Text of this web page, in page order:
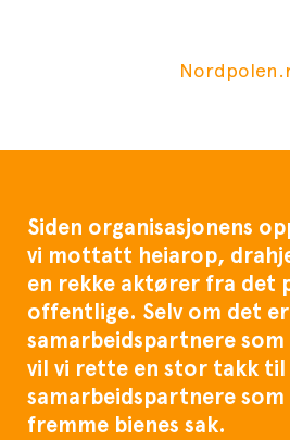
Siden organisasjonens
vi mottatt heiarop,
en rekke aktører fra det
offentlige. Selv om det
samarbeidspartnere
vil vi rette en stor takk
samarbeidspartnere
fremme bienes sak.